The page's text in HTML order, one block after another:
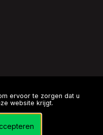
ervoor te zorgen dat u
website krijgt.